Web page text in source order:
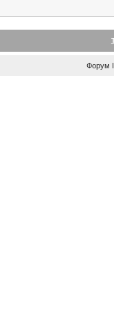
Форум